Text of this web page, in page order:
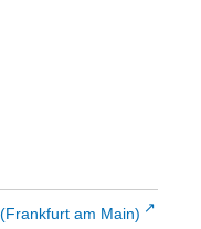
am Main)